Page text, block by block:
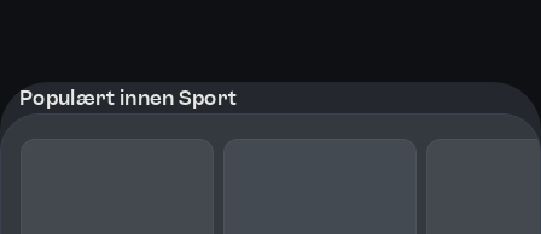
Populært innen Sport